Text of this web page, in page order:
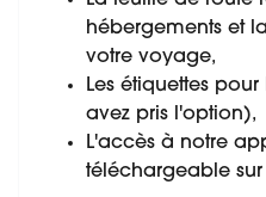
hébergements et
votre voyage,
Les étiquettes
avez pris l'option),
L'accès à notre
téléchargeable